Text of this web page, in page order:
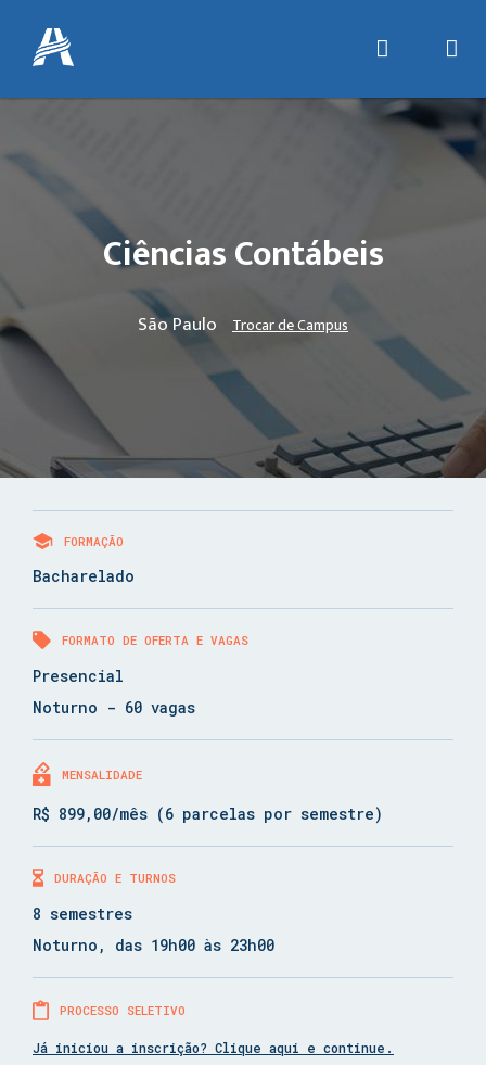
Ciências Contábeis
São Paulo Trocar de Campus
FORMAÇÃO
Bacharelado
FORMATO DE OFERTA E VAGAS
Presencial
Noturno - 60 vagas
MENSALIDADE
R$ 899,00/mês (6 parcelas por semestre)
DURAÇÃO E TURNOS
8 semestres
Noturno, das 19h00 às 23h00
PROCESSO SELETIVO
Já iniciou a inscrição? Clique aqui e continue.